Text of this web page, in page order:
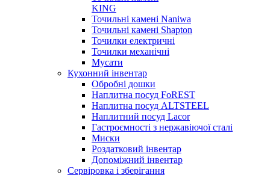
KING
Точильні камені Naniwa
Точильні камені Shapton
Точилки електричні
Точилки механічні
Мусати
Кухонний інвентар
Обробні дошки
Наплитна посуд FoREST
Наплитна посуд ALTSTEEL
Наплитний посуд Lacor
Гастроємності з нержавіючої сталі
Миски
Роздатковий інвентар
Допоміжний інвентар
Сервіровка і зберігання